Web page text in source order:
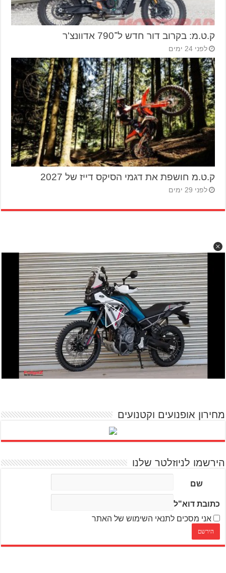
ק.ט.מ: בקרוב דור חדש ל־790 אדוונצ'ר
לפני 24 ימים
ק.ט.מ חושפת את דגמי הסיקס דייז של 2027
לפני 29 ימים
מחירון אופנועים וקטנועים
הירשמו לניוזלטר שלנו
שם
כתובת דוא"ל
אני מסכים לתנאי השימוש של האתר